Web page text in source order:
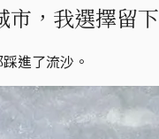
市，我選擇留下
進了流沙。